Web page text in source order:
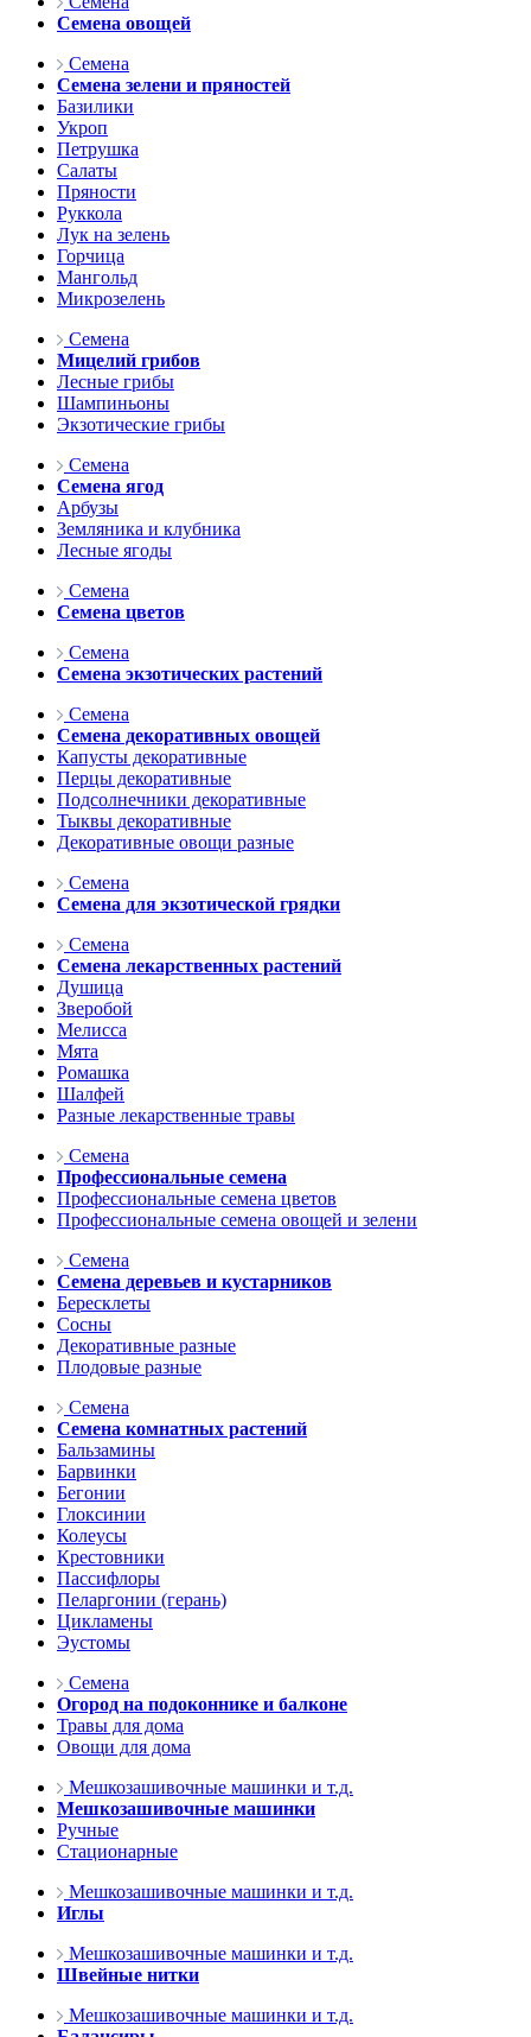
Семена овощей
Семена
Семена зелени и пряностей
Базилики
Укроп
Петрушка
Салаты
Пряности
Руккола
Лук на зелень
Горчица
Мангольд
Микрозелень
Семена
Мицелий грибов
Лесные грибы
Шампиньоны
Экзотические грибы
Семена
Семена ягод
Арбузы
Земляника и клубника
Лесные ягоды
Семена
Семена цветов
Семена
Семена экзотических растений
Семена
Семена декоративных овощей
Капусты декоративные
Перцы декоративные
Подсолнечники декоративные
Тыквы декоративные
Декоративные овощи разные
Семена
Семена для экзотической грядки
Семена
Семена лекарственных растений
Душица
Зверобой
Мелисса
Мята
Ромашка
Шалфей
Разные лекарственные травы
Семена
Профессиональные семена
Профессиональные семена цветов
Профессиональные семена овощей и зелени
Семена
Семена деревьев и кустарников
Бересклеты
Сосны
Декоративные разные
Плодовые разные
Семена
Семена комнатных растений
Бальзамины
Барвинки
Бегонии
Глоксинии
Колеусы
Крестовники
Пассифлоры
Пеларгонии (герань)
Цикламены
Эустомы
Семена
Огород на подоконнике и балконе
Травы для дома
Овощи для дома
Мешкозашивочные машинки и т.д.
Мешкозашивочные машинки
Ручные
Стационарные
Мешкозашивочные машинки и т.д.
Иглы
Мешкозашивочные машинки и т.д.
Швейные нитки
Мешкозашивочные машинки и т.д.